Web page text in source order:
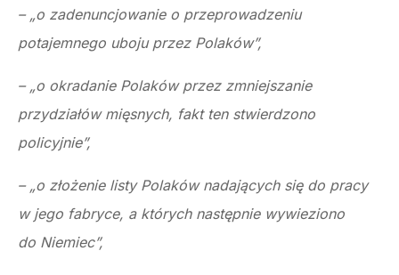
– „o zadenuncjowanie o przeprowadzeniu
potajemnego uboju przez Polaków”,
– „o okradanie Polaków przez zmniejszanie
przydziałów mięsnych, fakt ten stwierdzono
policyjnie”,
– „o złożenie listy Polaków nadających się do pracy
w jego fabryce, a których następnie wywieziono
do Niemiec”,